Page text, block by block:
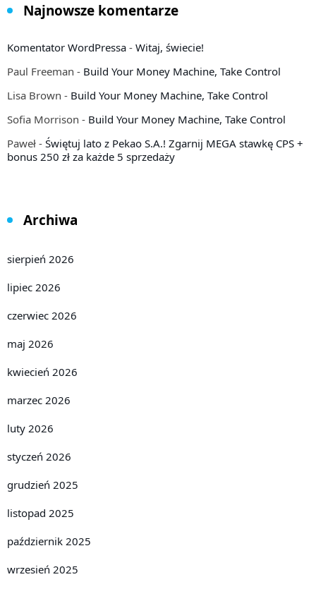
Najnowsze komentarze
Komentator WordPressa - Witaj, świecie!
Paul Freeman - Build Your Money Machine, Take Control
Lisa Brown - Build Your Money Machine, Take Control
Sofia Morrison - Build Your Money Machine, Take Control
Paweł - Świętuj lato z Pekao S.A.! Zgarnij MEGA stawkę CPS +
bonus 250 zł za każde 5 sprzedaży
Archiwa
sierpień 2026
lipiec 2026
czerwiec 2026
maj 2026
kwiecień 2026
marzec 2026
luty 2026
styczeń 2026
grudzień 2025
listopad 2025
październik 2025
wrzesień 2025